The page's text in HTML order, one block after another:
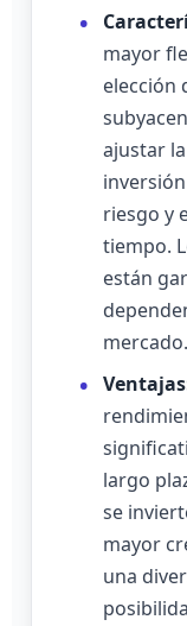
mayor
elección
ajustar
riesgo y
tiempo.
están
mercado.
largo
se
mayor
una